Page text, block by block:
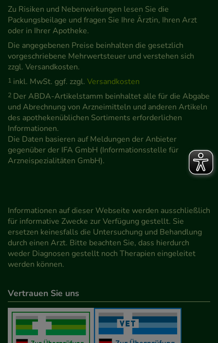
Zu Risiken und Nebenwirkungen lesen Sie die
Packungsbeilage und fragen Sie Ihre Ärztin, Ihren Arzt
oder in Ihrer Apotheke.
Die angegebenen Preise beinhalten die gesetzlich
vorgeschriebene Mehrwertsteuer und verstehen sich
zzgl. Versandkosten.
1 inkl. MwSt. ggf. zzgl. Versandkosten
2 Der ABDA-Artikelstamm beinhaltet alle für die Abgabe
und Abrechnung von Arzneimitteln und anderen Artikeln
des apothekenüblichen Sortiments erforderlichen
Informationen.
Die Daten basieren auf Meldungen der Anbieter
gegenüber der IFA GmbH (Informationsstelle für
Arzneispezialitäten GmbH).
Informationen auf dieser Webseite werden ausschließlich
für informative Zwecke zur Verfügung gestellt. Sie
ersetzen keinesfalls die Untersuchung und Behandlung
durch einen Arzt. Bitte beachten Sie, dass hierdurch
weder Diagnosen gestellt noch Therapien eingeleitet
werden können.
Vertrauen Sie uns